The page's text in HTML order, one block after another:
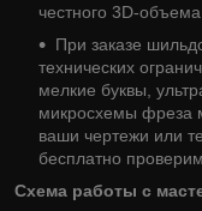
честного 3D-
При заказе
технических
мелкие буквы,
микросхемы фреза
ваши чертежи или
бесплатно
Схема работы с